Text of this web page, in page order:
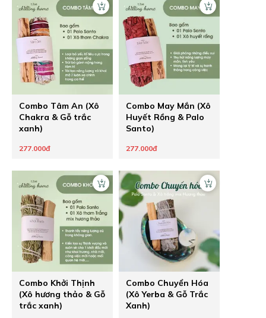
Combo Tâm An (Xô
Chakra & Gỗ trắc
xanh)
277.000đ
Combo May Mắn (Xô
Huyết Rồng & Palo
Santo)
277.000đ
Combo Khởi Thịnh
(Xô hương thảo & Gỗ
trắc xanh)
Combo Chuyển Hóa
(Xô Yerba & Gỗ Trắc
Xanh)